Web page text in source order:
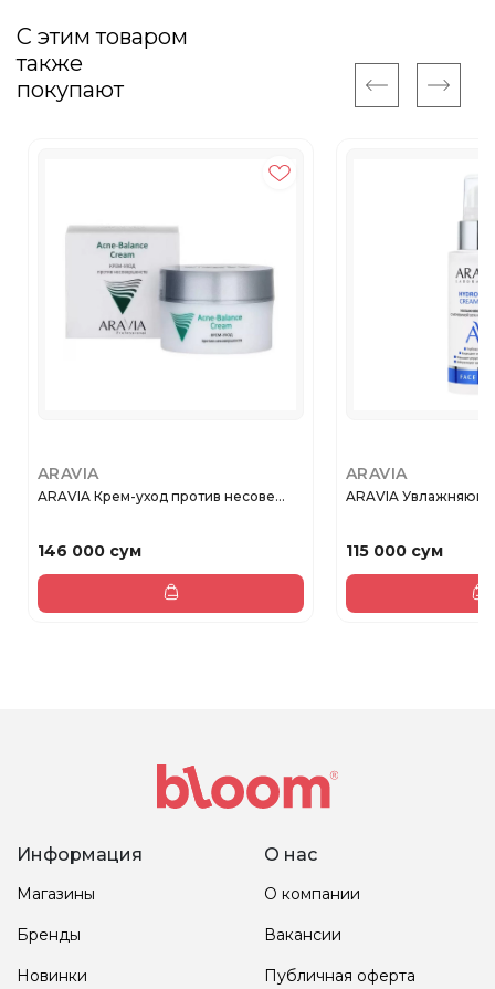
С этим товаром
также
покупают
ARAVIA
ARAVIA Крем-уход против несове...
146 000 сум
ARAVIA
ARAVIA
115 000 сум
Информация
Магазины
Бренды
Новинки
О нас
О компании
Вакансии
Публичная оферта